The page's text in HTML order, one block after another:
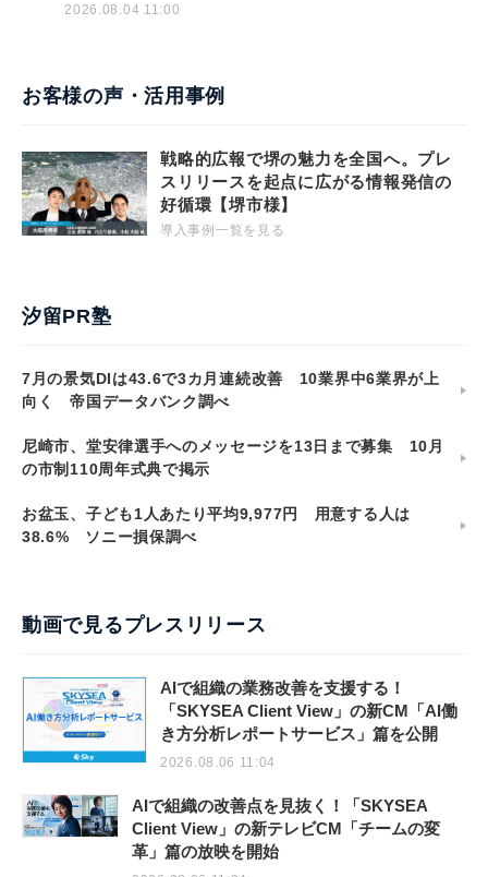
2026.08.04 11:00
お客様の声・活用事例
戦略的広報で堺の魅力を全国へ。プレ
スリリースを起点に広がる情報発信の
好循環【堺市様】
導入事例一覧を見る
汐留PR塾
7月の景気DIは43.6で3カ月連続改善 10業界中6業界が上
向く 帝国データバンク調べ
尼崎市、堂安律選手へのメッセージを13日まで募集 10月
の市制110周年式典で掲示
お盆玉、子ども1人あたり平均9,977円 用意する人は
38.6% ソニー損保調べ
動画で見るプレスリリース
AIで組織の業務改善を支援する！
「SKYSEA Client View」の新CM「AI働
き方分析レポートサービス」篇を公開
2026.08.06 11:04
AIで組織の改善点を見抜く！「SKYSEA
Client View」の新テレビCM「チームの変
革」篇の放映を開始